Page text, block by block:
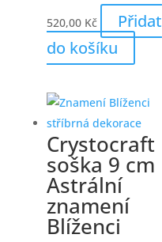
520,00 Kč
Přidat
do košíku
Crystocraft
soška 9 cm
Astrální
znamení
Blíženci